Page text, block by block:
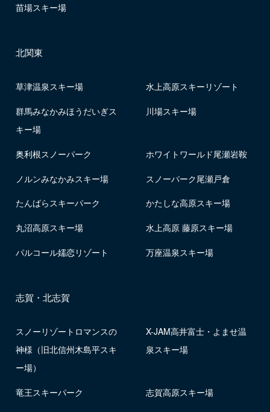
苗場スキー場
北関東
草津温泉スキー場 水上高原スキーリゾート
群馬みなかみほうだいぎス
キー場
川場スキー場
奥利根スノーパーク ホワイトワールド尾瀬岩鞍
ノルンみなかみスキー場 スノーパーク尾瀬戸倉
たんばらスキーパーク かたしな高原スキー場
丸沼高原スキー場 水上高原 藤原スキー場
パルコール嬬恋リゾート 万座温泉スキー場
志賀・北志賀
スノーリゾートロマンスの
神様（旧北信州木島平スキ
ー場）
X-JAM高井富士・よませ温
泉スキー場
竜王スキーパーク 志賀高原スキー場